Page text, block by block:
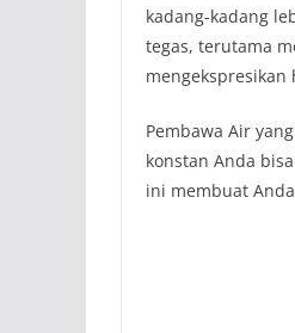
kadang-kadang
tegas, terutama
Pembawa Air
konstan Anda
ini membuat